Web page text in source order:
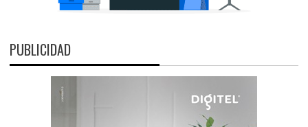
PUBLICIDAD